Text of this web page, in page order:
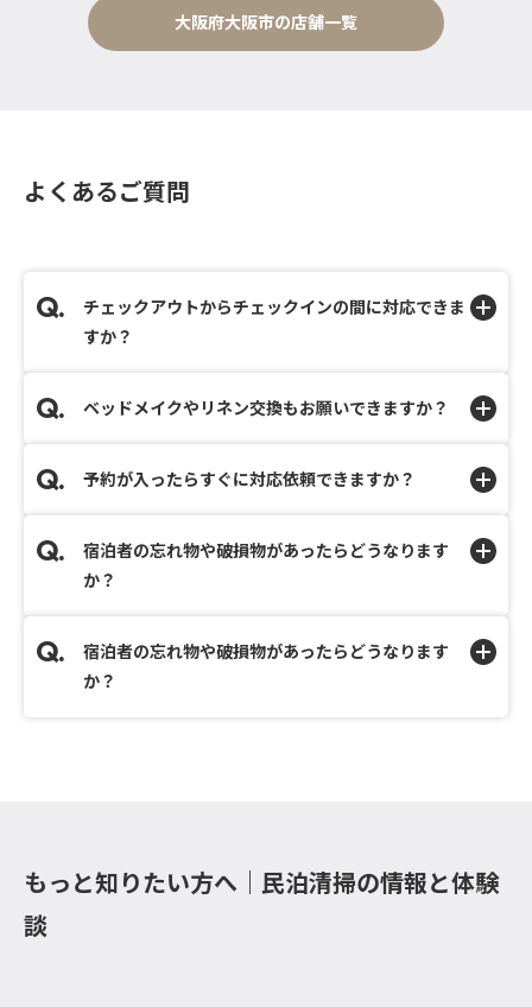
大阪府大阪市の店舗一覧
よくあるご質問
チェックアウトからチェックインの間に対応できま
すか？
ベッドメイクやリネン交換もお願いできますか？
予約が入ったらすぐに対応依頼できますか？
宿泊者の忘れ物や破損物があったらどうなります
か？
宿泊者の忘れ物や破損物があったらどうなります
か？
もっと知りたい方へ｜民泊清掃の情報と体験
談